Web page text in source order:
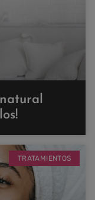
TRATAMIENTOS